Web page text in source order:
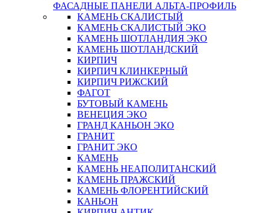
ФАСАДНЫЕ ПАНЕЛИ АЛЬТА-ПРОФИЛЬ
КАМЕНЬ СКАЛИСТЫЙ
КАМЕНЬ СКАЛИСТЫЙ ЭКО
КАМЕНЬ ШОТЛАНДИЯ ЭКО
КАМЕНЬ ШОТЛАНДСКИЙ
КИРПИЧ
КИРПИЧ КЛИНКЕРНЫЙ
КИРПИЧ РИЖСКИЙ
ФАГОТ
БУТОВЫЙ КАМЕНЬ
ВЕНЕЦИЯ ЭКО
ГРАНД КАНЬОН ЭКО
ГРАНИТ
ГРАНИТ ЭКО
КАМЕНЬ
КАМЕНЬ НЕАПОЛИТАНСКИЙ
КАМЕНЬ ПРАЖСКИЙ
КАМЕНЬ ФЛОРЕНТИЙСКИЙ
КАНЬОН